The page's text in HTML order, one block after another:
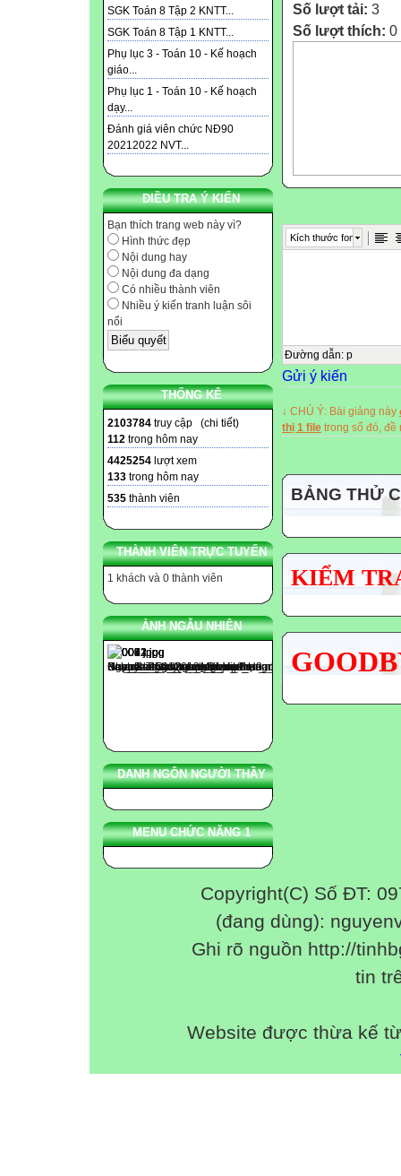
SGK Toán 8 Tập 2 KNTT...
SGK Toán 8 Tập 1 KNTT...
Phụ lục 3 - Toán 10 - Kế hoạch
giáo...
Phụ lục 1 - Toán 10 - Kế hoạch
dạy...
Đánh giá viên chức NĐ90
20212022 NVT...
ĐIỀU TRA Ý KIẾN
Bạn thích trang web này vì?
Hình thức đẹp
Nội dung hay
Nội dung đa dạng
Có nhiều thành viên
Nhiều ý kiến tranh luận sôi
nổi
THỐNG KÊ
2103784 truy cập (chi tiết)
112 trong hôm nay
4425254 lượt xem
133 trong hôm nay
535 thành viên
THÀNH VIÊN TRỰC TUYẾN
1 khách và 0 thành viên
ẢNH NGẪU NHIÊN
DANH NGÔN NGƯỜI THẦY
MENU CHỨC NĂNG 1
Số lượt tải: 3
Số lượt thích: 0
Kích thước font
Đường dẫn: p
Gửi ý kiến
↓ CHÚ Ý: Bài giảng này
thị 1 file trong số đó, đề
BẢNG THỬ
KIỂM
Copyright(C) Số ĐT:
(đang dùng):
Ghi rõ nguồn http://
tin
Website được thừa kế